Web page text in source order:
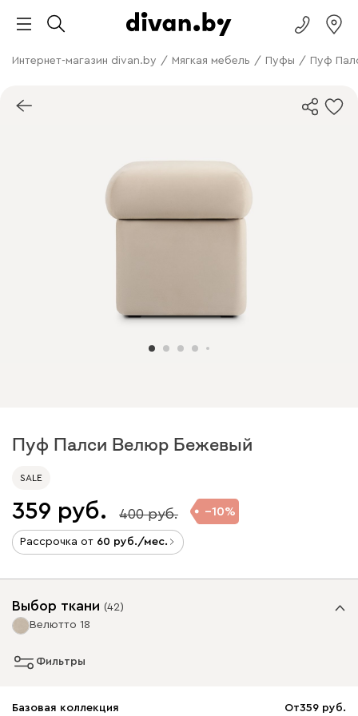
Интернет-магазин divan.by / Мягкая мебель / Пуфы / Пуф
Пуф Палси Велюр Бежевый
SALE
359 400 10
Рассрочка от 60 /мес.
Выбор ткани (42)
Велютто 18
Фильтры
Базовая коллекция От359